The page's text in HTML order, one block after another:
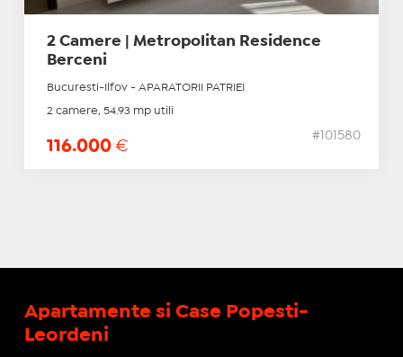
2 Camere | Metropolitan Residence
Berceni
Bucuresti-Ilfov - APARATORII PATRIEI
2 camere, 54.93 mp utili
116.000 €
#101580
Apartamente si Case Popesti-
Leordeni